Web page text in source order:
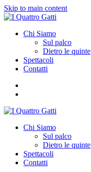
Skip to main content
Chi Siamo
Sul palco
Dietro le quinte
Spettacoli
Contatti
Chi Siamo
Sul palco
Dietro le quinte
Spettacoli
Contatti